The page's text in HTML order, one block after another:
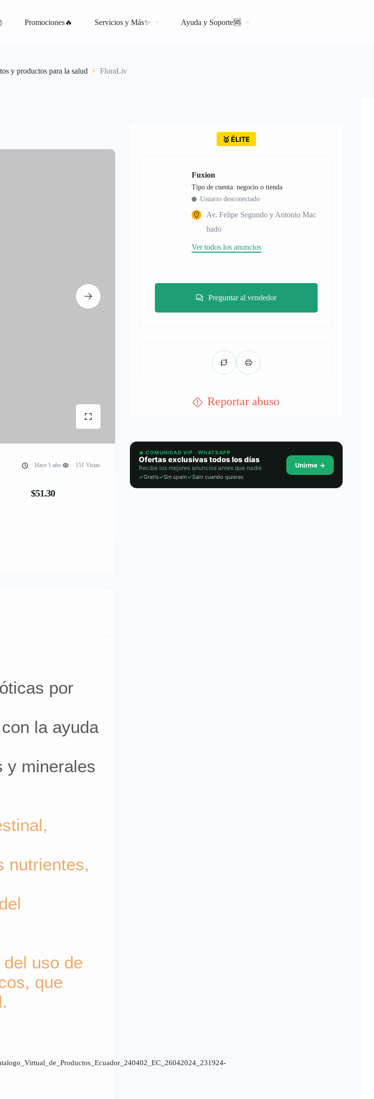
Promociones🔥 Servicios y Más✨ Ayuda y Soporte🆘
y productos para la salud FloraLiv
Hace 1 año 151 Vistas
$51.30
por
la ayuda
y minerales
nutrientes,
uso de
que
🥇 ÉLITE
Fuxion
tipo de cuenta: negocio o tienda
Usuario desconectado
Av. Felipe Segundo y Antonio Mac
hado
Ver todos los anuncios
Preguntar al vendedor
Reportar abuso
🔥 COMUNIDAD VIP · WHATSAPP
Ofertas exclusivas todos los días
Recibe los mejores anuncios antes que nadie
✓Gratis✓Sin spam✓Salir cuando quieras
Unirme →